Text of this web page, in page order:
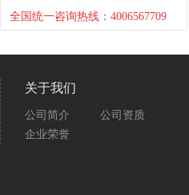
全国统一咨询热线：4006567709
关于我们
公司简介
公司资质
企业荣誉